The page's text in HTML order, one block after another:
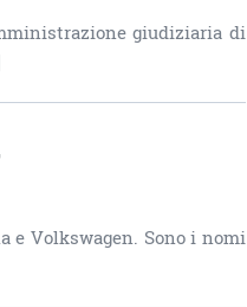
giudiziaria di
e Volkswagen. Sono i nomi